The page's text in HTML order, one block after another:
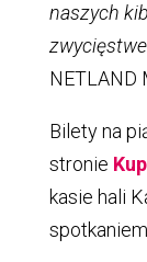
naszych
NETLAND
Bilety na
stronie
kasie hali
spotkaniem.